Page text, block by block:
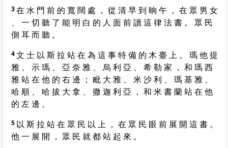
3在 水 門 前 的 寬 闊 處 ， 從 清 早 到 晌 午 ， 在 眾 男 女
、 一 切 聽 了 能 明 白 的 人 面 前 讀 這 律 法 書 。 眾 民
側 耳 而 聽 。
4文 士 以 斯 拉 站 在 為 這 事 特 備 的 木 臺 上 。 瑪 他 提
雅 、 示 瑪 、 亞 奈 雅 、 烏 利 亞 、 希 勒 家 ， 和 瑪 西
雅 站 在 他 的 右 邊 ； 毗 大 雅 、 米 沙 利 、 瑪 基 雅 、
哈 順 、 哈 拔 大 拿 、 撒 迦 利 亞 ， 和 米 書 蘭 站 在 他
的 左 邊 。
5 以 斯 拉 站 在 眾 民 以 上 ， 在 眾 民 眼 前 展 開 這 書 。
他 一 展 開 ， 眾 民 就 都 站 起 來 。